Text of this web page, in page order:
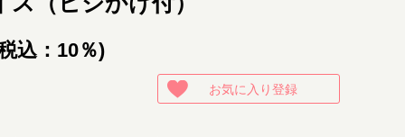
込：10％)
お気に入り登録